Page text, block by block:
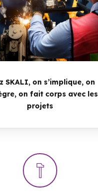
SKALI, on s’implique, on
on fait corps avec les
projets